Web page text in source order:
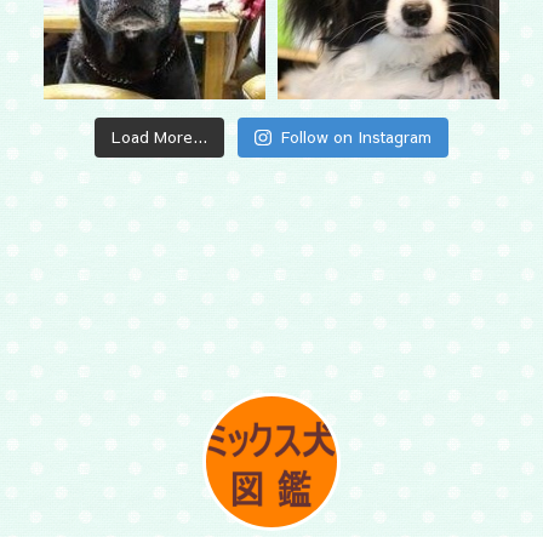
Load More... Follow on Instagram